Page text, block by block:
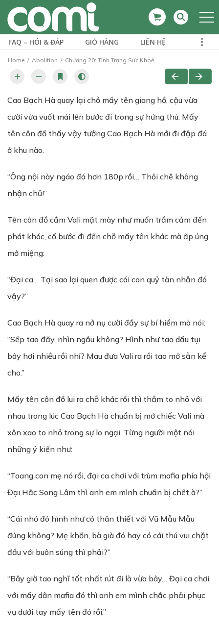
FAQ – HỎI & ĐÁP GIỎ HÀNG LIÊN HỆ
Home Abolition Chương 20: Tình Trạng Sức Khoẻ
Cao Bạch Hà quay lại chỗ mấy tên giang hồ, cậu vừa
cười vừa vuốt mái lên bước đi trong sự hứng thú. Mấy
tên côn đồ thấy vậy tưởng Cao Bạch Hà mới đi đập đá
ở khu nào.
“Ông nội này ngáo đá hơn 180p rồi… Thôi chê không
nhận chủ!”
Tên côn đồ cầm Vali mặt mày như muốn trầm cảm đến
phát khóc, cố bước đi đến chỗ mấy tên khác mà ấp úng
mở miệng:
“Đại ca… Tại sao lại quen được cái con quỷ tàn nhẫn đó
vậy?”
Cao Bạch Hà quay ra nở nụ cười đầy sự bí hiểm mà nói:
“Sếp tao đấy, nhìn ngầu không? Hình như tao dấu tụi
bây hơi nhiều rồi nhỉ? Mau đưa Vali ra rồi tao mở sẵn kể
cho.”
Mấy tên côn đồ lui ra chỗ khác rồi thì thầm to nhỏ với
nhau trong lúc Cao Bạch Hà chuẩn bị mở chiếc Vali mà
xôn xao to nhỏ trong sự lo ngại. Từng người một nói
những ý kiến như:
“Toang con mẹ nó rồi, đại ca chơi với trùm mafia phía hội
Đại Hắc Song Lâm thì anh em mình chuẩn bị chết à?”
“Cái nhỏ đó hình như có thân thiết với Vũ Mẫu Mẫu
đúng không? Mẹ khốn, bà già đó hay có cái thú vui chặt
đầu với buôn súng thì phải?”
“Bây giờ tao nghĩ tốt nhất rút đi là vừa bây… Đại ca chơi
với mấy dân mafia đó thì anh em mình chắc phải phục
vụ dưới tay mấy tên đó rồi.”